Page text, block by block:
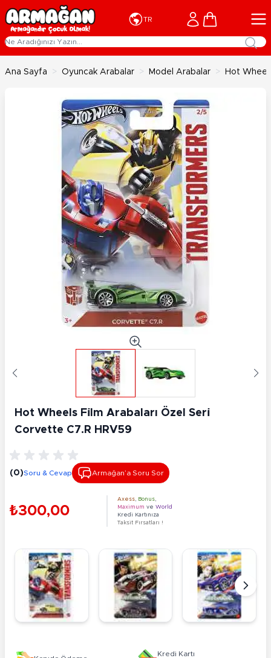
İçeriğe geç
TR Cart
Ana Sayfa > Oyuncak Arabalar > Model Arabalar > Hot
Hot Wheels Fi̇lm Arabaları Özel Seri̇
Corvette C7.R HRV59
(0)Soru & Cevap Armağan’a Soru Sor
₺300,00
Axess Bonus
Maximum ve World
Kredi Kartınıza
Taksit Fırsatları !
Kredi Kartı